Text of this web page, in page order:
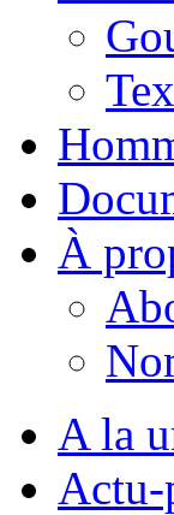
À
A la